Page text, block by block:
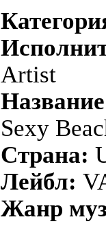
Artist
Sexy
Страна:
Лейбл:
Жанр